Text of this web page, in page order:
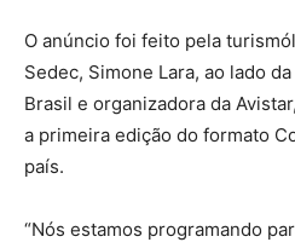
O anúncio foi feito pela
Sedec, Simone Lara, ao lado
Brasil e organizadora da
a primeira edição do formato
país.
“Nós estamos programando